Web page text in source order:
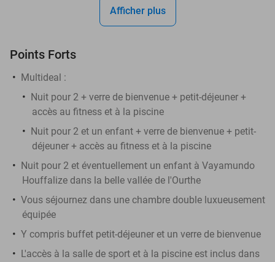
Afficher plus
Points Forts
Multideal :
Nuit pour 2 + verre de bienvenue + petit-déjeuner +
accès au fitness et à la piscine
Nuit pour 2 et un enfant + verre de bienvenue + petit-
déjeuner + accès au fitness et à la piscine
Nuit pour 2 et éventuellement un enfant à Vayamundo
Houffalize dans la belle vallée de l'Ourthe
Vous séjournez dans une chambre double luxueusement
équipée
Y compris buffet petit-déjeuner et un verre de bienvenue
L'accès à la salle de sport et à la piscine est inclus dans